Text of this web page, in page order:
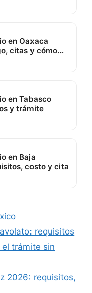
en Oaxaca
citas y cómo
en Tabasco
y trámite
en Baja
costo y cita
requisitos
trámite sin
2026: requisitos,